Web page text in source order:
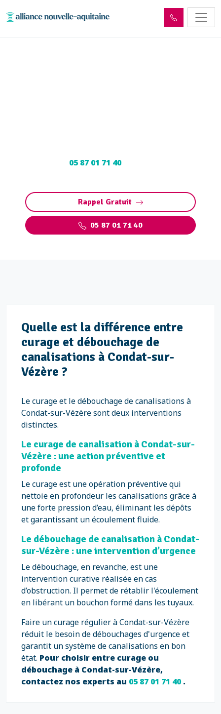
05 87 01 71 40
Rappel Gratuit
05 87 01 71 40
Quelle est la différence entre
curage et débouchage de
canalisations à Condat-sur-
Vézère ?
Le curage et le débouchage de canalisations à
Condat-sur-Vézère sont deux interventions
distinctes.
Le curage de canalisation à Condat-sur-
Vézère : une action préventive et
profonde
Le curage est une opération préventive qui
nettoie en profondeur les canalisations grâce à
une forte pression d’eau, éliminant les dépôts
et garantissant un écoulement fluide.
Le débouchage de canalisation à Condat-
sur-Vézère : une intervention d’urgence
Le débouchage, en revanche, est une
intervention curative réalisée en cas
d’obstruction. Il permet de rétablir l'écoulement
en libérant un bouchon formé dans les tuyaux.
Faire un curage régulier à Condat-sur-Vézère
réduit le besoin de débouchages d'urgence et
garantit un système de canalisations en bon
état. Pour choisir entre curage ou
débouchage à Condat-sur-Vézère,
contactez nos experts au 05 87 01 71 40.